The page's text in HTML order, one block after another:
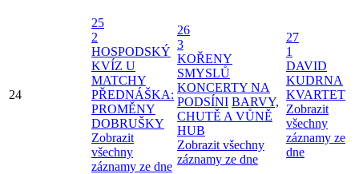
24
25
2
HOSPODSKÝ
KVÍZ U
MATCHY
PŘEDNÁŠKA:
PROMĚNY
DOBRUŠKY
Zobrazit
všechny
záznamy ze dne
26
3
KOŘENY
SMYSLŮ
KONCERTY NA
PODSÍNI BARVY,
CHUTĚ A VŮNĚ
HUB
Zobrazit všechny
záznamy ze dne
27
1
DAVID
KUDRNA
KVARTET
Zobrazit
všechny
záznamy ze
dne